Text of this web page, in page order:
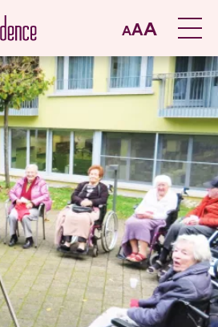
AAA